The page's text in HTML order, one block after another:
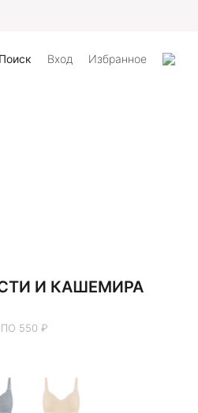
Поиск Вход Избранное
И КАШЕМИРА
550 ₽